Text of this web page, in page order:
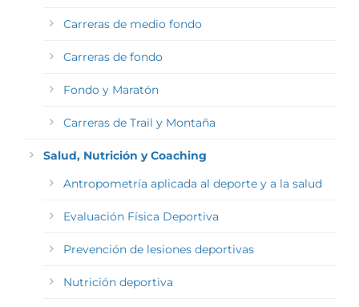
Carreras de medio fondo
Carreras de fondo
Fondo y Maratón
Carreras de Trail y Montaña
Salud, Nutrición y Coaching
Antropometría aplicada al deporte y a la salud
Evaluación Física Deportiva
Prevención de lesiones deportivas
Nutrición deportiva